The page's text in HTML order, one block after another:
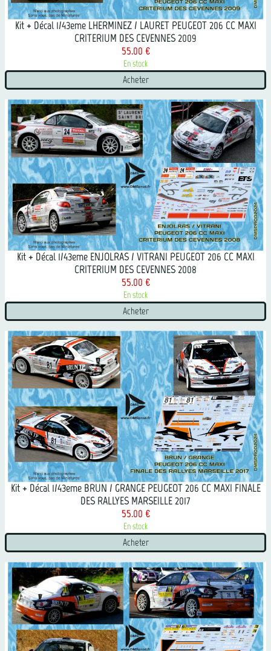
Kit + Décal 1/43eme LHERMINEZ / LAURET PEUGEOT 206 CC MAXI
CRITERIUM DES CEVENNES 2009
55.00 €
En stock
Acheter
Kit + Décal 1/43eme ENJOLRAS / VITRANI PEUGEOT 206 CC MAXI
CRITERIUM DES CEVENNES 2008
55.00 €
En stock
Acheter
Kit + Décal 1/43eme BRUN / GRANGE PEUGEOT 206 CC MAXI FINALE
DES RALLYES MARSEILLE 2017
55.00 €
En stock
Acheter